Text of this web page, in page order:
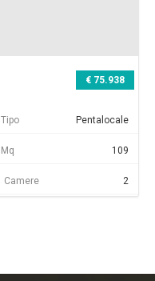
€ 75.938
Tipo Pentalocale
Mq 109
Camere 2